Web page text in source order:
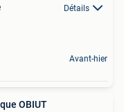
Détails
Avant-hier
OBIUT